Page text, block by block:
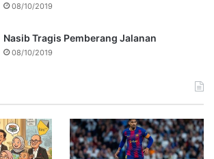
08/10/2019
Nasib Tragis Pemberang Jalanan
08/10/2019